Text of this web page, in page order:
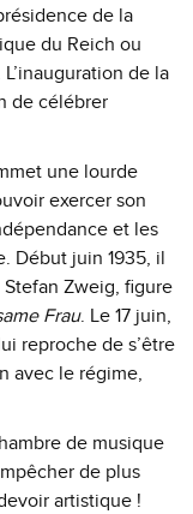
de la
du Reich ou
de la
de célébrer
une lourde
exercer son
et les
Début juin 1935, il
Zweig, figure
Frau. Le 17 juin,
reproche de s’être
avec le régime,
de musique
de plus
artistique !